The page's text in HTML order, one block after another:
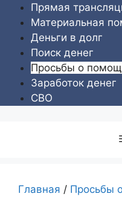
Перейти
содержимому
Прямая
Материальная
Деньги в долг
Поиск денег
Просьбы о
Заработок денег
СВО
Главная / Просьбы